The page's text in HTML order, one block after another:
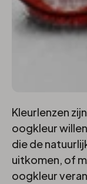
Kleurlenzen
oogkleur
die de
uitkomen, of
oogkleur